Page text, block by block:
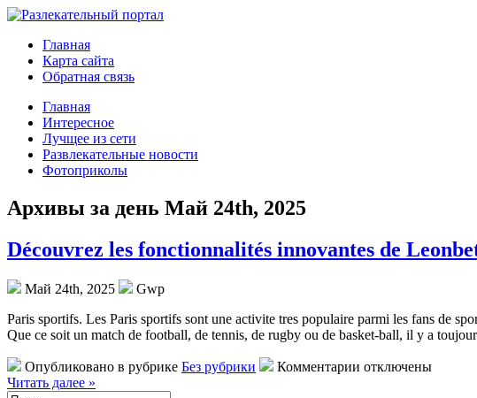
Главная
Карта сайта
Обратная связь
Главная
Интересное
Лучщее из сети
Развлекательные новости
Фотоприколы
Архивы за день Май 24th, 2025
Découvrez les fonctionnalités innovantes de
Май 24th, 2025
Gwp
Paris sportifs. Les Paris sportifs sont une activite tres populaire parmi les fans de
Que ce soit un match de football, de tennis, de rugby ou de basket-ball, il y a
Опубликовано в рубрике Без рубрики
Комментарии отключены
Читать далее »